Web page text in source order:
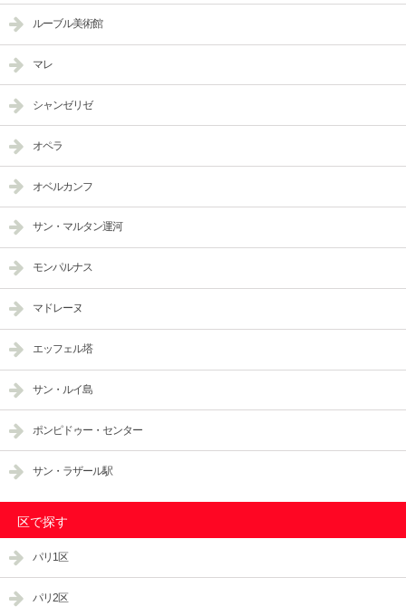
ルーブル美術館
マレ
シャンゼリゼ
オペラ
オベルカンフ
サン・マルタン運河
モンパルナス
マドレーヌ
エッフェル塔
サン・ルイ島
ポンピドゥー・センター
サン・ラザール駅
区で探す
パリ1区
パリ2区